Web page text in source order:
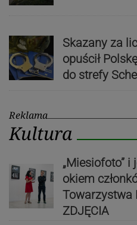
Skazany za
opuścił
do strefy
Reklama
Kultura
„Miesiofoto”
okiem
Towarzystwa
ZDJĘCIA